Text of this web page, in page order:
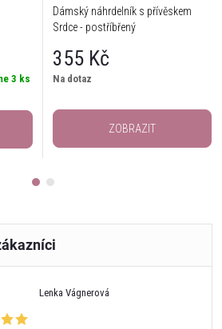
3 ks
Dámský náhrdelník s přívěskem
Srdce - postříbřený
355 Kč
Na dotaz
ZOBRAZIT
Lenka Vágnerová